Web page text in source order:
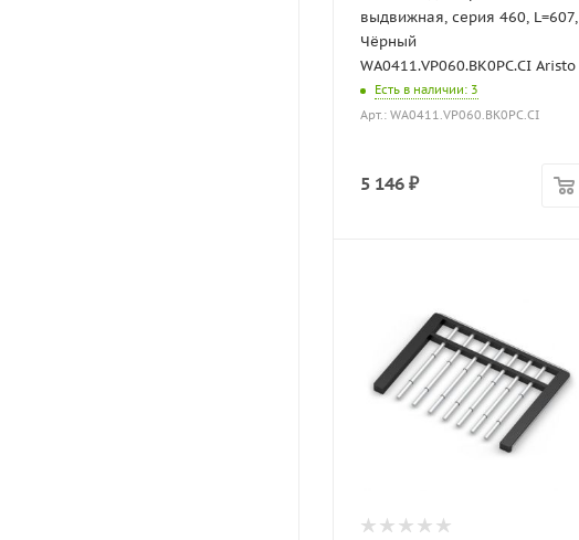
выдвижная, серия 460, L=607,
Чёрный
WA0411.VP060.BK0PC.CI Aristo
Есть в наличии: 3
Арт.: WA0411.VP060.BK0PC.CI
5 146 ₽